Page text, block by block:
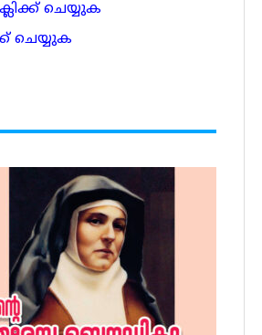
ചെയ്യുക
ചെയ്യുക